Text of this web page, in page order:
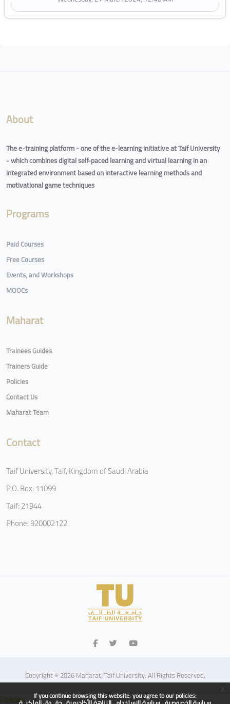
If you continue browsing this website, you agree to our policies:
About
The e-training platform - one of the e-learning initiative at Taif University
- which combines digital self-paced learning and virtual learning in an
integrated environment based on interactive learning methods and
motivational game techniques
Programs
Paid Courses
Free Courses
Events, and Workshops
MOOCs
Maharat
Trainees Guides
Trainers Guide
Policies
Contact Us
Maharat Team
Contact
Taif University, Taif, Kingdom of Saudi Arabia
P.O. Box: 11099
Taif: 21944
Phone: 920002122
Copyright © 2026 Maharat, Taif University. All Rights Reserved.
Policies